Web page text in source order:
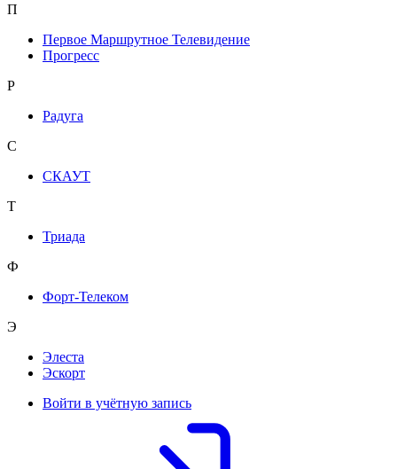
П
Первое Маршрутное Телевидение
Прогресс
Р
Радуга
С
СКАУТ
Т
Триада
Ф
Форт-Телеком
Э
Элеста
Эскорт
Войти в учётную запись